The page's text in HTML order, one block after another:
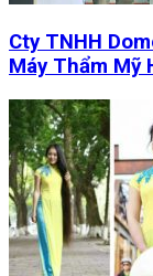
Cty TNHH
Máy Thẩm Mỹ